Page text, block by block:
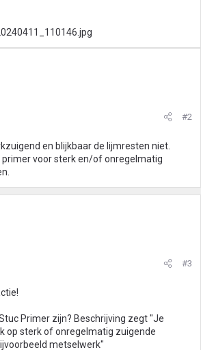
#2
en blijkbaar de lijmresten niet.
primer voor sterk en/of onregelmatig
#3
Primer zijn? Beschrijving zegt "Je
op sterk of onregelmatig zuigende
metselwerk"